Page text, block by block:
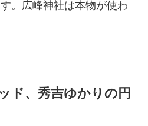
。広峰神社は本物が使わ
ド、秀吉ゆかりの円